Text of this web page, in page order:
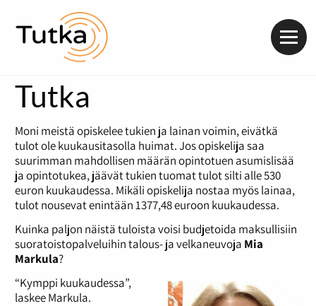
Tutka
Moni meistä opiskelee tukien ja lainan voimin, eivätkä
tulot ole kuukausitasolla huimat. Jos opiskelija saa
suurimman mahdollisen määrän opintotuen asumislisää
ja opintotukea, jäävät tukien tuomat tulot silti alle 530
euron kuukaudessa. Mikäli opiskelija nostaa myös lainaa,
tulot nousevat enintään 1377,48 euroon kuukaudessa.
Kuinka paljon näistä tuloista voisi budjetoida maksullisiin
suoratoistopalveluihin talous- ja velkaneuvoja Mia
Markula?
“Kymppi kuukaudessa”,
laskee Markula.